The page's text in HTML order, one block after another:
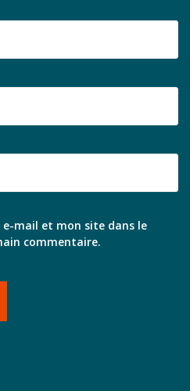
mail et mon site dans le
commentaire.